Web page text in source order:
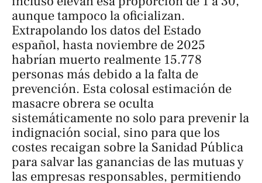
aunque tampoco la oficializan.
Extrapolando los datos del Estado
español, hasta noviembre de 2025
habrían muerto realmente 15.778
personas más debido a la falta de
prevención. Esta colosal estimación de
masacre obrera se oculta
sistemáticamente no solo para prevenir la
indignación social, sino para que los
costes recaigan sobre la Sanidad Pública
para salvar las ganancias de las mutuas y
las empresas responsables, permitiendo